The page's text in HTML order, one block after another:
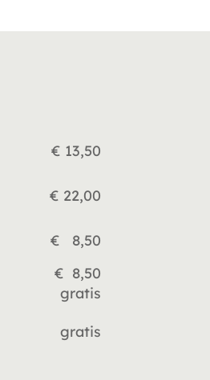
€ 13,50
€ 22,00
€ 8,50
€ 8,50
gratis
gratis